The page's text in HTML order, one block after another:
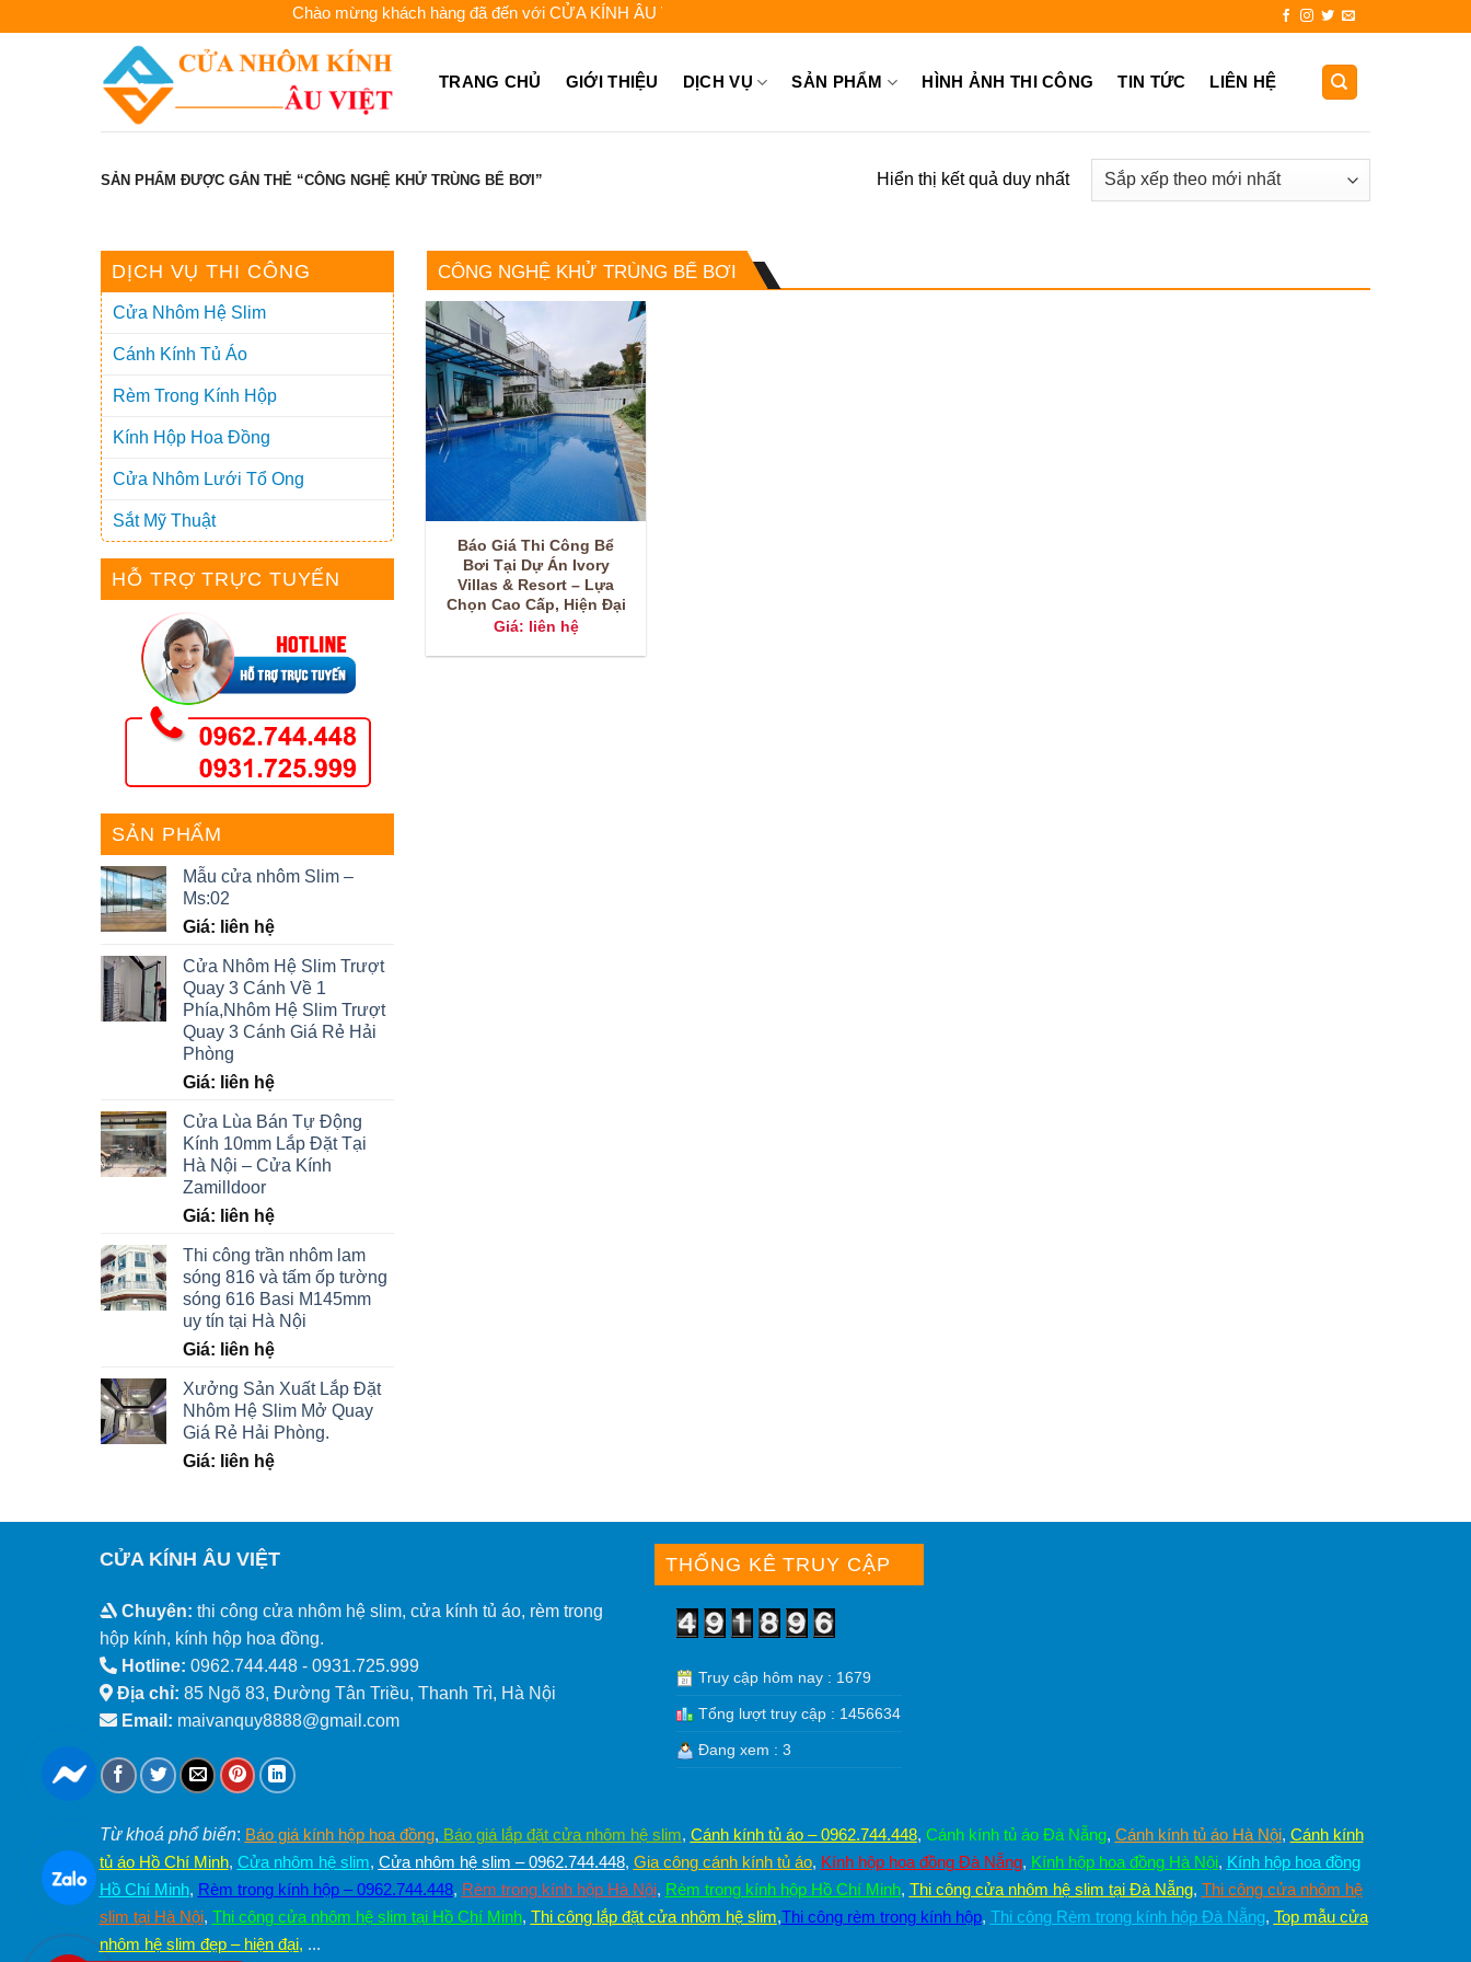
Chào mừng khách hàng đã đến với CỬA KÍNH ÂU VIỆT - Liên hệ để được tư vấn: 0962.744.448 - 0931.725.999
TRANG CHỦ GIỚI THIỆU DỊCH VỤ SẢN PHẨM HÌNH ẢNH THI CÔNG TIN TỨC LIÊN HỆ
SẢN PHẨM ĐƯỢC GẮN THẺ “CÔNG NGHỆ KHỬ TRÙNG BỂ BƠI” Hiển thị kết quả duy nhất
DỊCH VỤ THI CÔNG
Cửa Nhôm Hệ Slim
Cánh Kính Tủ Áo
Rèm Trong Kính Hộp
Kính Hộp Hoa Đồng
Cửa Nhôm Lưới Tổ Ong
Sắt Mỹ Thuật
HỖ TRỢ TRỰC TUYẾN
SẢN PHẨM
Mẫu cửa nhôm Slim –
Ms:02
Giá: liên hệ
Cửa Nhôm Hệ Slim Trượt
Quay 3 Cánh Về 1
Phía,Nhôm Hệ Slim Trượt
Quay 3 Cánh Giá Rẻ Hải
Phòng
Giá: liên hệ
Cửa Lùa Bán Tự Động
Kính 10mm Lắp Đặt Tại
Hà Nội – Cửa Kính
Zamilldoor
Giá: liên hệ
Thi công trần nhôm lam
sóng 816 và tấm ốp tường
sóng 616 Basi M145mm
uy tín tại Hà Nội
Giá: liên hệ
Xưởng Sản Xuất Lắp Đặt
Nhôm Hệ Slim Mở Quay
Giá Rẻ Hải Phòng.
Giá: liên hệ
CÔNG NGHỆ KHỬ TRÙNG BỂ BƠI
Báo Giá Thi Công Bể
Bơi Tại Dự Án Ivory
Villas & Resort – Lựa
Chọn Cao Cấp, Hiện Đại
Giá: liên hệ
CỬA KÍNH ÂU VIỆT
Chuyên: thi công cửa nhôm hệ slim, cửa kính tủ áo, rèm trong
hộp kính, kính hộp hoa đồng.
Hotline: 0962.744.448 - 0931.725.999
Địa chỉ: 85 Ngõ 83, Đường Tân Triều, Thanh Trì, Hà Nội
Email: maivanquy8888@gmail.com
THỐNG KÊ TRUY CẬP
Truy cập hôm nay : 1679
Tổng lượt truy cập : 1456634
Đang xem : 3
Từ khoá phổ biến: Báo giá kính hộp hoa đồng, Báo giá lắp đặt cửa nhôm hệ slim, Cánh kính tủ áo – 0962.744.448, Cánh kính tủ áo Đà Nẵng, Cánh kính tủ áo Hà Nội, Cánh kính
tủ áo Hồ Chí Minh, Cửa nhôm hệ slim, Cửa nhôm hệ slim – 0962.744.448, Gia công cánh kính tủ áo, Kính hộp hoa đồng Đà Nẵng, Kính hộp hoa đồng Hà Nội, Kính hộp hoa đồng
Hồ Chí Minh, Rèm trong kính hộp – 0962.744.448, Rèm trong kính hộp Hà Nội, Rèm trong kính hộp Hồ Chí Minh, Thi công cửa nhôm hệ slim tại Đà Nẵng, Thi công cửa nhôm hệ
slim tại Hà Nội, Thi công cửa nhôm hệ slim tại Hồ Chí Minh, Thi công lắp đặt cửa nhôm hệ slim,Thi công rèm trong kính hộp, Thi công Rèm trong kính hộp Đà Nẵng, Top mẫu cửa
nhôm hệ slim đẹp – hiện đại, ...